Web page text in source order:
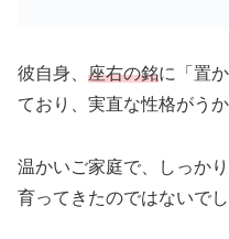
彼自身、 座右の銘に「置
ており、実直な性格がうか
温かいご家庭で、しっか
育ってきたのではないでし